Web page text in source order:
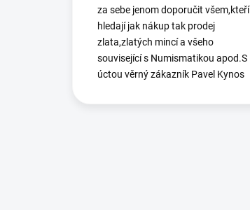
za sebe jenom doporučit všem,kteří
hledají jak nákup tak prodej
zlata,zlatých mincí a všeho
související s Numismatikou apod.S
úctou věrný zákazník Pavel Kynos